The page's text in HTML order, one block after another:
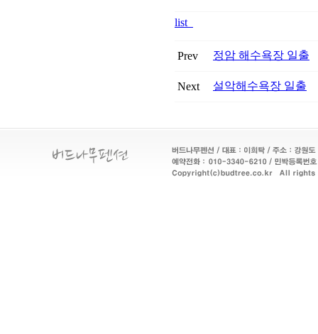
list
Prev 정암 해수욕장 일출
Next 설악해수욕장 일출